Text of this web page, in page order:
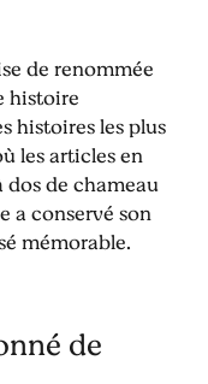
de renommée
histoire
histoires les plus
les articles en
de chameau
a conservé son
mémorable.
de